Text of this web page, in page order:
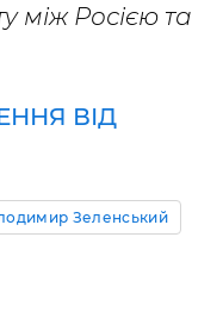
між Росією та
ВІД
Зеленський